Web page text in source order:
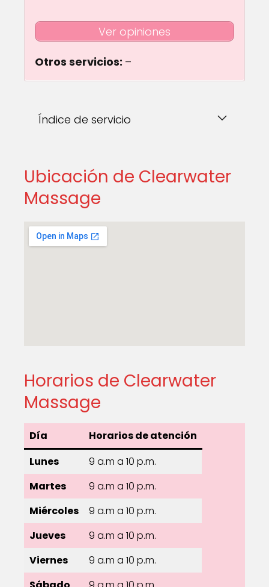
Ver opiniones
Otros servicios: –
Índice de servicio
Ubicación de Clearwater
Massage
Horarios de Clearwater
Massage
Día
Horarios de atención
Lunes
9 a.m a 10 p.m.
Martes
9 a.m a 10 p.m.
Miércoles
9 a.m a 10 p.m.
Jueves
9 a.m a 10 p.m.
Viernes
9 a.m a 10 p.m.